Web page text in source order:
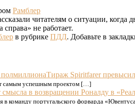
Рамблер
читателям о ситуации,
не работает.
в рубрике ПДД. Добавьте в
Тираж Spiritfarer
самым успешным проектом […]
в команду португальского форварда